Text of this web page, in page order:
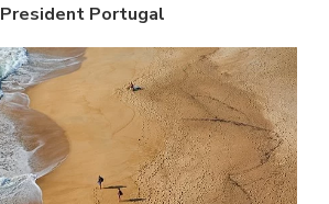
President Portugal